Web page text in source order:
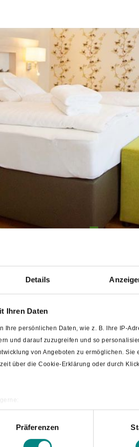
Details
Ihren Daten
Ihre persönlichen Daten, wie z. B. Ihre IP-
und darauf zuzugreifen und so
von Angeboten zu ermöglichen.
über die Cookie-Erklärung oder durch
bestimmten Merkmalen (Fingerprinting)
Daten verarbeitet werden, und legen
Präferenzen
zwischen den Orten Bad Laer und
(auch als Einzelzimmer) mit
Sat-TV und einer kleinen
einen Balkon. Leckere regionale
Sie direkt am Haus.
Frühstücksbuffet,
Konferenzraum mit Beamer,